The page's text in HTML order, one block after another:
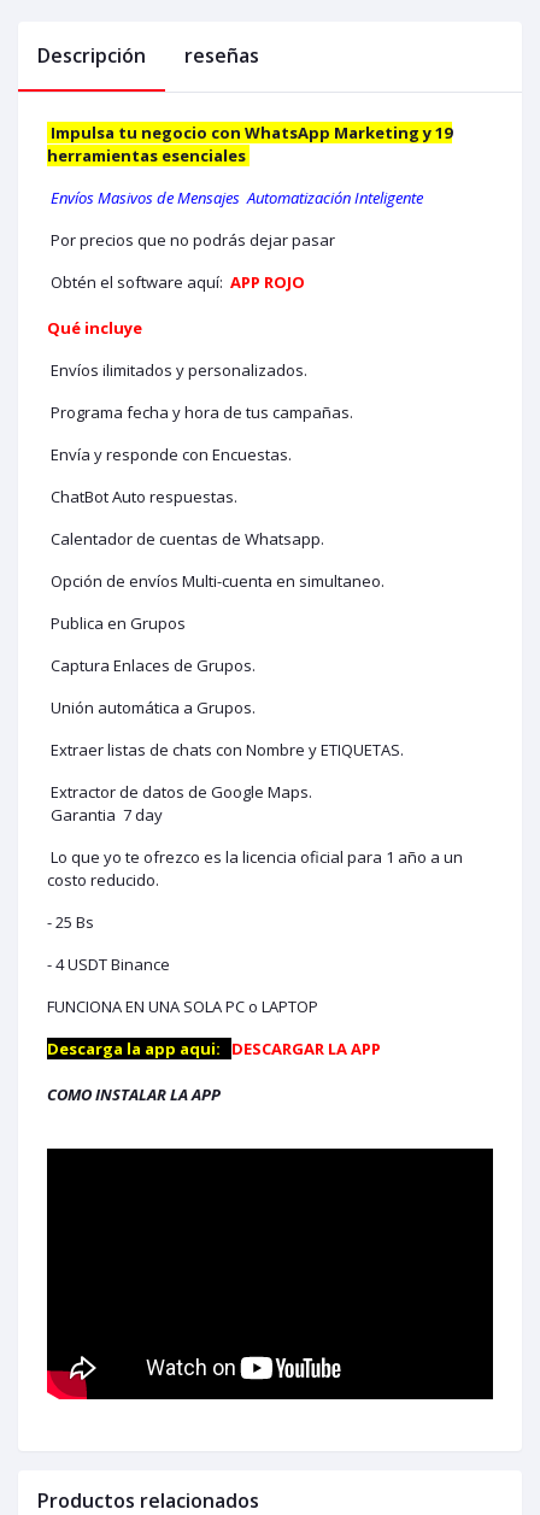
Descripción reseñas
Impulsa tu negocio con WhatsApp Marketing y 19
herramientas esenciales
Envíos Masivos de Mensajes Automatización Inteligente
Por precios que no podrás dejar pasar
Obtén el software aquí: APP ROJO
Qué incluye
Envíos ilimitados y personalizados.
Programa fecha y hora de tus campañas.
Envía y responde con Encuestas.
ChatBot Auto respuestas.
Calentador de cuentas de Whatsapp.
Opción de envíos Multi-cuenta en simultaneo.
Publica en Grupos
Captura Enlaces de Grupos.
Unión automática a Grupos.
Extraer listas de chats con Nombre y ETIQUETAS.
Extractor de datos de Google Maps.
Garantia 7 day
Lo que yo te ofrezco es la licencia oficial para 1 año a un
costo reducido.
- 25 Bs
- 4 USDT Binance
FUNCIONA EN UNA SOLA PC o LAPTOP
Descarga la app aqui: DESCARGAR LA APP
COMO INSTALAR LA APP
Productos relacionados